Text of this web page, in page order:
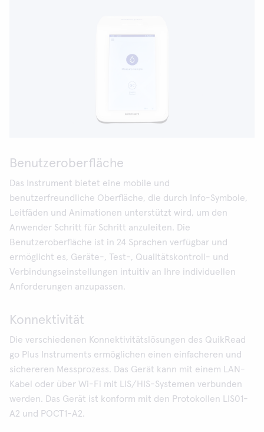
Benutzeroberfläche
Das Instrument bietet eine mobile und
benutzerfreundliche Oberfläche, die durch Info-Symbole,
Leitfäden und Animationen unterstützt wird, um den
Anwender Schritt für Schritt anzuleiten. Die
Benutzeroberfläche ist in 24 Sprachen verfügbar und
ermöglicht es, Geräte-, Test-, Qualitätskontroll- und
Verbindungseinstellungen intuitiv an Ihre individuellen
Anforderungen anzupassen.
Konnektivität
Die verschiedenen Konnektivitätslösungen des QuikRead
go Plus Instruments ermöglichen einen einfacheren und
sichereren Messprozess. Das Gerät kann mit einem LAN-
Kabel oder über Wi-Fi mit LIS/HIS-Systemen verbunden
werden. Das Gerät ist konform mit den Protokollen LIS01-
A2 und POCT1-A2.